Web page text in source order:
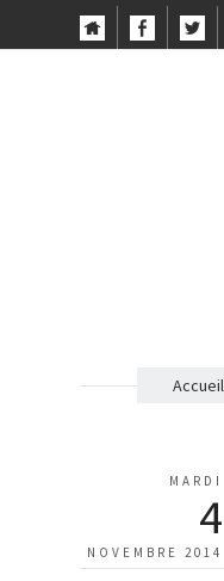
Accueil
MARDI
4
NOVEMBRE 2014